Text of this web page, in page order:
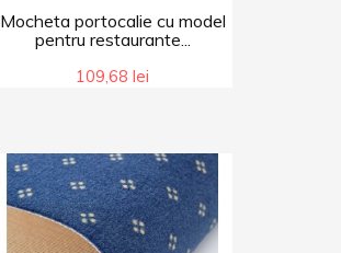
Mocheta portocalie cu model
pentru restaurante...
109,68 lei